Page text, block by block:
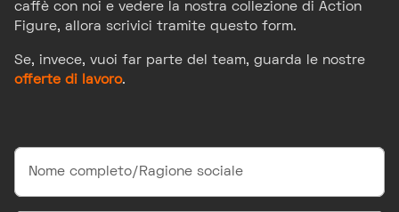
caffè con noi e vedere la nostra collezione di Action
Figure, allora scrivici tramite questo form.
Se, invece, vuoi far parte del team, guarda le nostre
offerte di lavoro.